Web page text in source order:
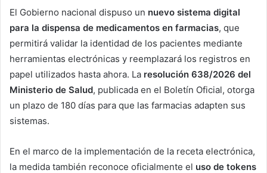
El Gobierno nacional dispuso un nuevo sistema digital
para la dispensa de medicamentos en farmacias, que
permitirá validar la identidad de los pacientes mediante
herramientas electrónicas y reemplazará los registros en
papel utilizados hasta ahora. La resolución 638/2026 del
Ministerio de Salud, publicada en el Boletín Oficial, otorga
un plazo de 180 días para que las farmacias adapten sus
sistemas.
En el marco de la implementación de la receta electrónica,
la medida también reconoce oficialmente el uso de tokens